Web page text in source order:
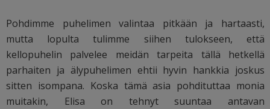
Pohdimme puhelimen valintaa pitkään ja hartaasti,
mutta lopulta tulimme siihen tulokseen, että
kellopuhelin palvelee meidän tarpeita tällä hetkellä
parhaiten ja älypuhelimen ehtii hyvin hankkia joskus
sitten isompana. Koska tämä asia pohdituttaa monia
muitakin, Elisa on tehnyt suuntaa antavan